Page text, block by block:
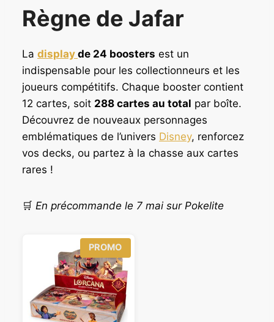
Règne de Jafar
La display de 24 boosters est un
indispensable pour les collectionneurs et les
joueurs compétitifs. Chaque booster contient
12 cartes, soit 288 cartes au total par boîte.
Découvrez de nouveaux personnages
emblématiques de l’univers Disney, renforcez
vos decks, ou partez à la chasse aux cartes
rares !
🛒 En précommande le 7 mai sur Pokelite
PROMOP
R
O
D
U
I
T